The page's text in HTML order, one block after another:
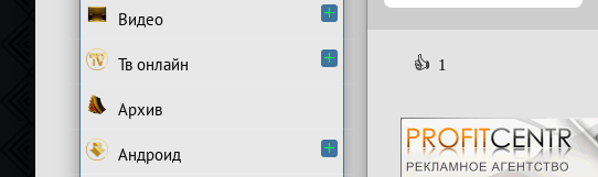
👍 1
Видео
Тв онлайн
Архив
Андроид